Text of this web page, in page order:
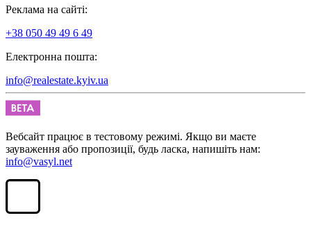
Реклама на сайті:
+38 050 49 49 6 49
Електронна пошта:
info@realestate.kyiv.ua
Вебсайт працює в тестовому режимі. Якщо ви маєте
зауваження або пропозиції, будь ласка, напишіть нам:
info@vasyl.net